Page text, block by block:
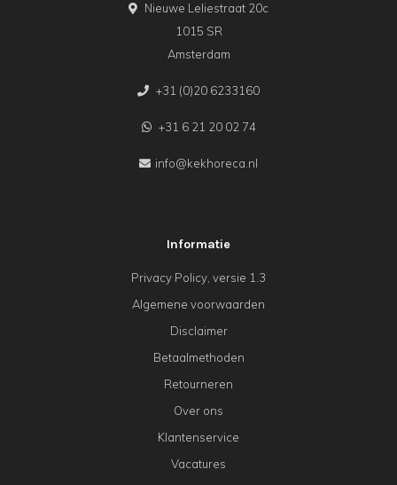
Nieuwe Leliestraat 20c
1015 SR
Amsterdam
+31 (0)20 6233160
+31 6 21 20 02 74
info@kekhoreca.nl
Informatie
Privacy Policy, versie 1.3
Algemene voorwaarden
Disclaimer
Betaalmethoden
Retourneren
Over ons
Klantenservice
Vacatures